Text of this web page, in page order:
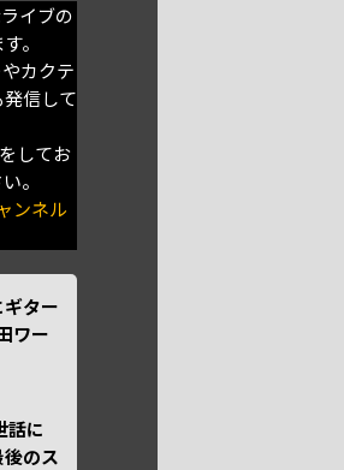
イブの
。
カクテ
信して
してお
。
ンネル
ター
ワー
話に
のス